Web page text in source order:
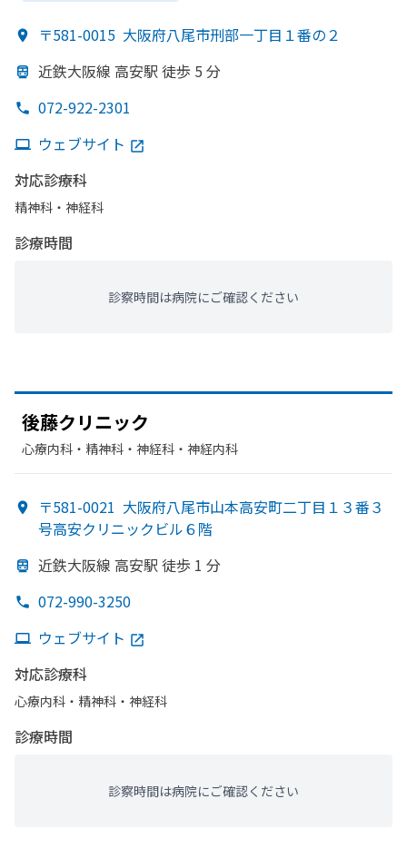
〒581-0015 大阪府八尾市刑部一丁目１番の２
近鉄大阪線 高安駅 徒歩 5 分
072-922-2301
ウェブサイト
対応診療科
精神科・神経科
診療時間
診察時間は病院にご確認ください
後藤クリニック
心療内科・​精神科・神経科・​神経内科
〒581-0021 大阪府八尾市山本高安町二丁目１３番３
号高安クリニックビル６階
近鉄大阪線 高安駅 徒歩 1 分
072-990-3250
ウェブサイト
対応診療科
心療内科・​精神科・神経科
診療時間
診察時間は病院にご確認ください